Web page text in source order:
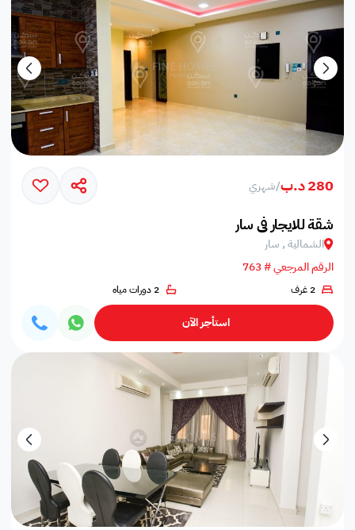
280 د.ب /شهري
شقة للايجار في سار
الشمالية , سار
الرقم المرجعي # 763
2 غرف 2 دورات مياه
استأجر الآن